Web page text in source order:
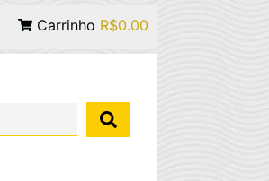
Carrinho R$0.00